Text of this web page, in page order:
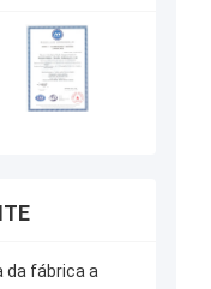
da fábrica a